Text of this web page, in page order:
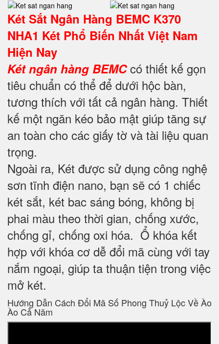
Két Sắt Ngân Hàng BEMC K370
NHA1 Két Phổ Biến Nhất Việt Nam
Hiện Nay
Két ngân hàng BEMCcó thiết kế gọn
tiêu chuẩn có thể để dưới hộc bàn,
tương thích với tất cả ngân hàng. Thiết
kế một ngăn kéo bảo mật giúp tăng sự
an toàn cho các giấy tờ và tài liệu quan
trọng.
Ngoài ra, Két được sử dụng công nghệ
sơn tĩnh điện nano, bạn sẽ có 1 chiếc
két sắt, két bac sáng bóng, không bị
phai màu theo thời gian, chống xước,
chống gỉ, chống oxi hóa. Ổ khóa kết
hợp với khóa cơ dễ đổi mã cùng với tay
nắm ngoại, giúp ta thuận tiện trong việc
mở két.
Hướng Dẫn Cách Đổi Mã Số Phong Thuỷ Lộc Về Ào
Ào Cả Năm